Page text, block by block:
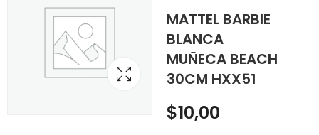
MATTEL BARBIE
BLANCA
MUÑECA BEACH
30CM HXX51
CARRO ESCALA
BUBBA WHEELHOUSE
NUMERO 23 HXW35
$13,00
CATIRA MUÑECA
BEACH 30CM HXX48
$10,00
$10,00